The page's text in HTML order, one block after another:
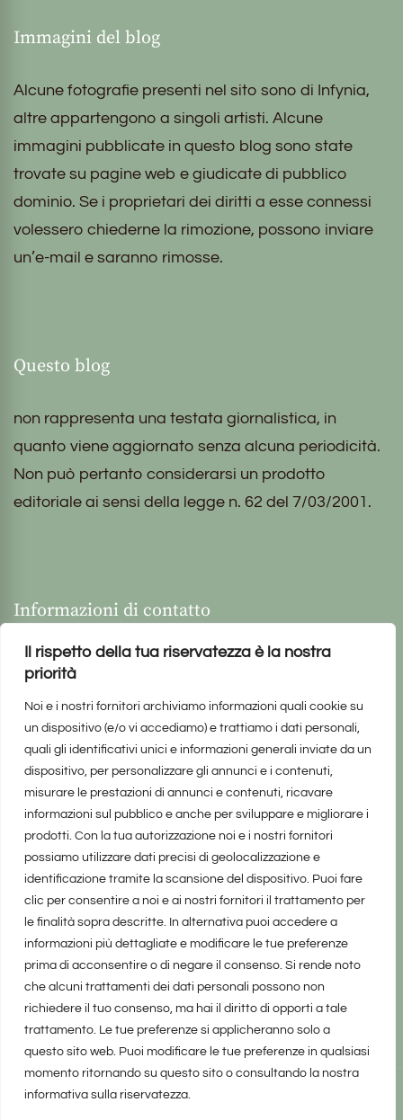
Il rispetto della tua riservatezza è la nostra
priorità
Noi e i nostri fornitori archiviamo informazioni quali cookie su
un dispositivo (e/o vi accediamo) e trattiamo i dati personali,
quali gli identificativi unici e informazioni generali inviate da un
dispositivo, per personalizzare gli annunci e i contenuti,
misurare le prestazioni di annunci e contenuti, ricavare
informazioni sul pubblico e anche per sviluppare e migliorare i
prodotti. Con la tua autorizzazione noi e i nostri fornitori
possiamo utilizzare dati precisi di geolocalizzazione e
identificazione tramite la scansione del dispositivo. Puoi fare
clic per consentire a noi e ai nostri fornitori il trattamento per
le finalità sopra descritte. In alternativa puoi accedere a
informazioni più dettagliate e modificare le tue preferenze
prima di acconsentire o di negare il consenso. Si rende noto
che alcuni trattamenti dei dati personali possono non
richiedere il tuo consenso, ma hai il diritto di opporti a tale
trattamento. Le tue preferenze si applicheranno solo a
questo sito web. Puoi modificare le tue preferenze in qualsiasi
momento ritornando su questo sito o consultando la nostra
informativa sulla riservatezza.
Immagini del blog
Alcune fotografie presenti nel sito sono di Infynia,
altre appartengono a singoli artisti. Alcune
immagini pubblicate in questo blog sono state
trovate su pagine web e giudicate di pubblico
dominio. Se i proprietari dei diritti a esse connessi
volessero chiederne la rimozione, possono inviare
un’e-mail e saranno rimosse.
Questo blog
non rappresenta una testata giornalistica, in
quanto viene aggiornato senza alcuna periodicità.
Non può pertanto considerarsi un prodotto
editoriale ai sensi della legge n. 62 del 7/03/2001.
Informazioni di contatto
realizzato da Marina Galatioto©2025 tutti i diritti riservati -